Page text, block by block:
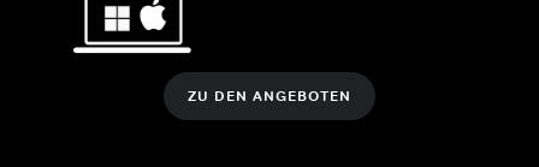
ZU DEN ANGEBOTEN